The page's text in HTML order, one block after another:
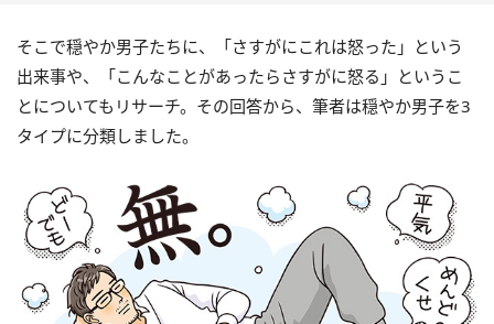
そこで穏やか男子たちに、「さすがにこれは怒った」という
出来事や、「こんなことがあったらさすがに怒る」というこ
とについてもリサーチ。その回答から、筆者は穏やか男子を3
タイプに分類しました。